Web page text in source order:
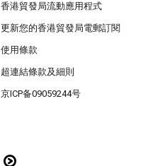
香港貿發局流動應用程式
更新您的香港貿發局電郵訂閱
使用條款
超連結條款及細則
京ICP备09059244号